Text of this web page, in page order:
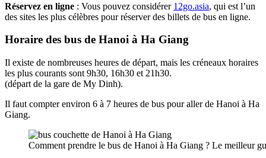
Réservez en ligne : Vous pouvez considérer 12go.asia, qui est l’un
des sites les plus célèbres pour réserver des billets de bus en ligne.
Horaire des bus de Hanoi à Ha Giang
Il existe de nombreuses heures de départ, mais les créneaux horaires
les plus courants sont 9h30, 16h30 et 21h30.
(départ de la gare de My Dinh).
Il faut compter environ 6 à 7 heures de bus pour aller de Hanoi à Ha
Giang.
Comment prendre le bus de Hanoi à Ha Giang ? Le meilleur